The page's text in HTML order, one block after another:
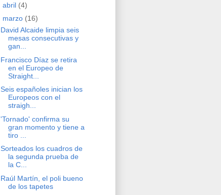
abril (4)
marzo (16)
David Alcaide limpia seis
mesas consecutivas y
gan...
Francisco Díaz se retira
en el Europeo de
Straight...
Seis españoles inician los
Europeos con el
straigh...
'Tornado' confirma su
gran momento y tiene a
tiro ...
Sorteados los cuadros de
la segunda prueba de
la C...
Raúl Martín, el poli bueno
de los tapetes